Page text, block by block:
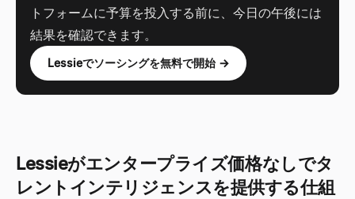
トフォームに予算を投入する前に、今日の午後には
結果を確認できます。
Lessieでソーシングを無料で開始 →
Lessieがエンタープライズ価格なしでタ
レントインテリジェンスを提供する仕組